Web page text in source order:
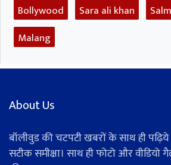
Bollywood Sara ali khan
Malang
About Us
बॉलीवुड की चटपटी खबरों के साथ ही
सटीक समीक्षा। साथ ही फोटो और वीडियो